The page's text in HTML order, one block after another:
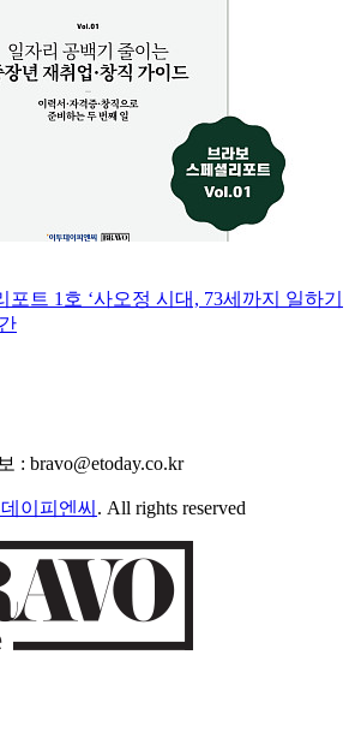
포트 1호 ‘사오정 시대, 73세까지 일하기
: bravo@etoday.co.kr
이피엔씨 . All rights reserved